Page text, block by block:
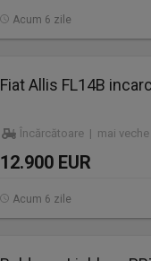
Acum 6 zile
Fiat Allis FL14B
Încărcătoare | mai veche
12.900 EUR
Acum 6 zile